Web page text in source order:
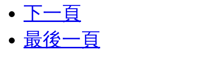
下一頁
最後一頁